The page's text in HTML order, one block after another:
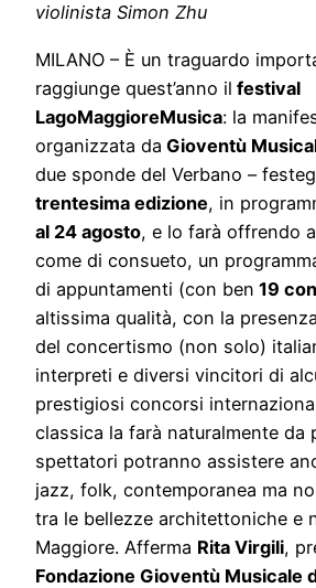
violinista Simon Zhu
MILANO – È un traguardo
raggiunge quest’anno il festival
LagoMaggioreMusica: la
organizzata da Gioventù
due sponde del Verbano –
trentesima edizione, in
al 24 agosto, e lo farà offrendo
come di consueto, un
di appuntamenti (con ben 19
altissima qualità, con la
del concertismo (non solo)
interpreti e diversi vincitori di
prestigiosi concorsi
classica la farà naturalmente da
spettatori potranno assistere
jazz, folk, contemporanea ma
tra le bellezze architettoniche e
Maggiore. Afferma Rita Virgili,
Fondazione Gioventù Musicale